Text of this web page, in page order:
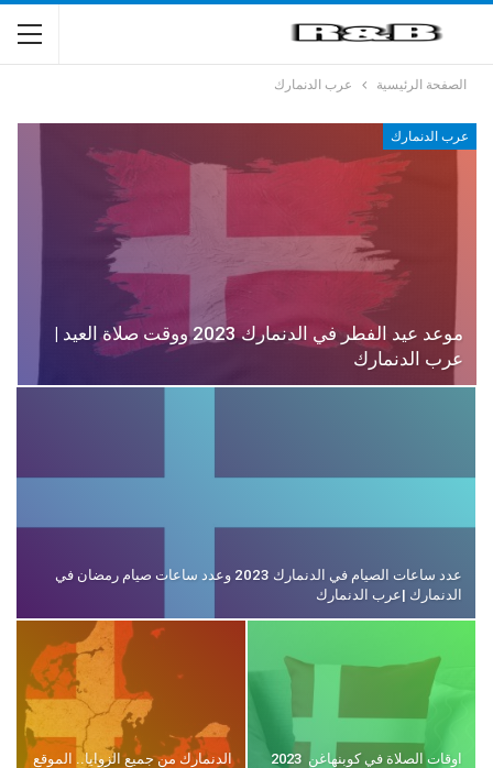
الصفحة الرئيسية عرب الدنمارك
عرب الدنمارك
موعد عيد الفطر في الدنمارك 2023 ووقت صلاة العيد |
عرب الدنمارك
عدد ساعات الصيام في الدنمارك 2023 وعدد ساعات صيام رمضان في
الدنمارك |عرب الدنمارك
اوقات الصلاة في كوبنهاغن 2023
الدنمارك من جميع الزوايا.. الموقع